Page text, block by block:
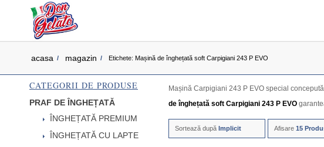
acasa / magazin / Etichete: Mașină de înghețată soft Carpigiani 243 P EVO
Mașină Carpigiani 243 P EVO special
de înghețată soft Carpigiani 243 P EVO
Sortează după Implicit Afisare 15
CATEGORII DE PRODUSE
PRAF DE ÎNGHEȚATĂ
ÎNGHEȚATĂ PREMIUM
ÎNGHEȚATĂ CU LAPTE